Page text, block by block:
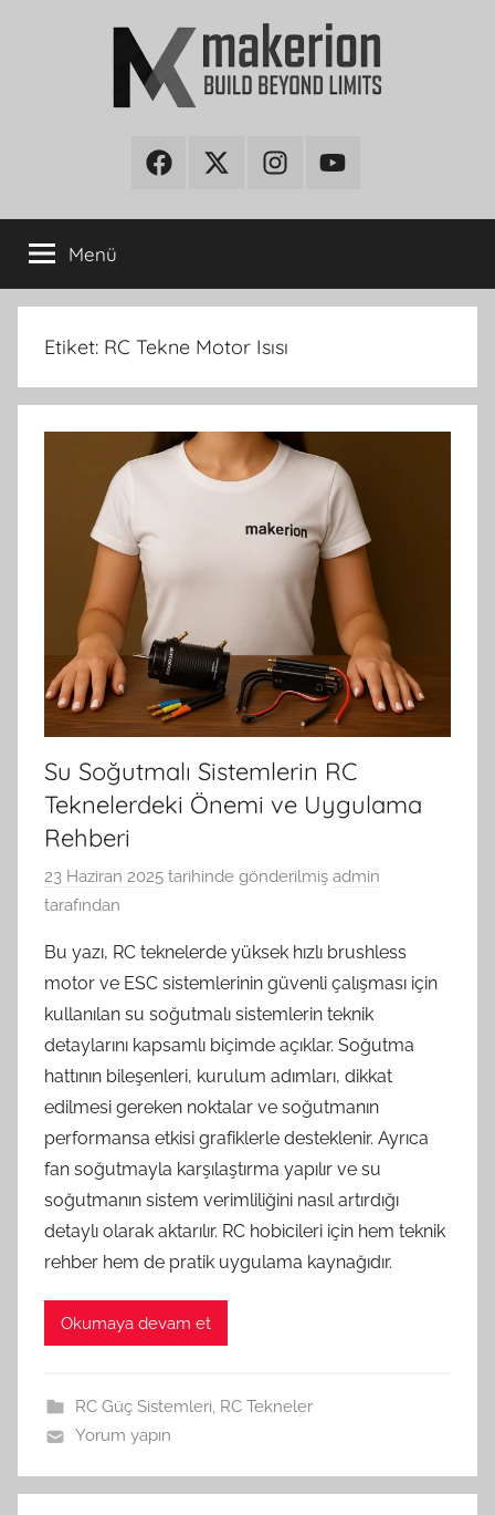
makerionFacebookTwitter InstagramYoutube
Menü
Etiket: RC Tekne Motor Isısı
Su Soğutmalı Sistemlerin RC
Teknelerdeki Önemi ve Uygulama
Rehberi
23 Haziran 2025 tarihinde gönderilmiş admin
tarafından
Bu yazı, RC teknelerde yüksek hızlı brushless
motor ve ESC sistemlerinin güvenli çalışması için
kullanılan su soğutmalı sistemlerin teknik
detaylarını kapsamlı biçimde açıklar. Soğutma
hattının bileşenleri, kurulum adımları, dikkat
edilmesi gereken noktalar ve soğutmanın
performansa etkisi grafiklerle desteklenir. Ayrıca
fan soğutmayla karşılaştırma yapılır ve su
soğutmanın sistem verimliliğini nasıl artırdığı
detaylı olarak aktarılır. RC hobicileri için hem teknik
rehber hem de pratik uygulama kaynağıdır.
Okumaya devam et
RC Güç Sistemleri, RC Tekneler
Yorum yapın